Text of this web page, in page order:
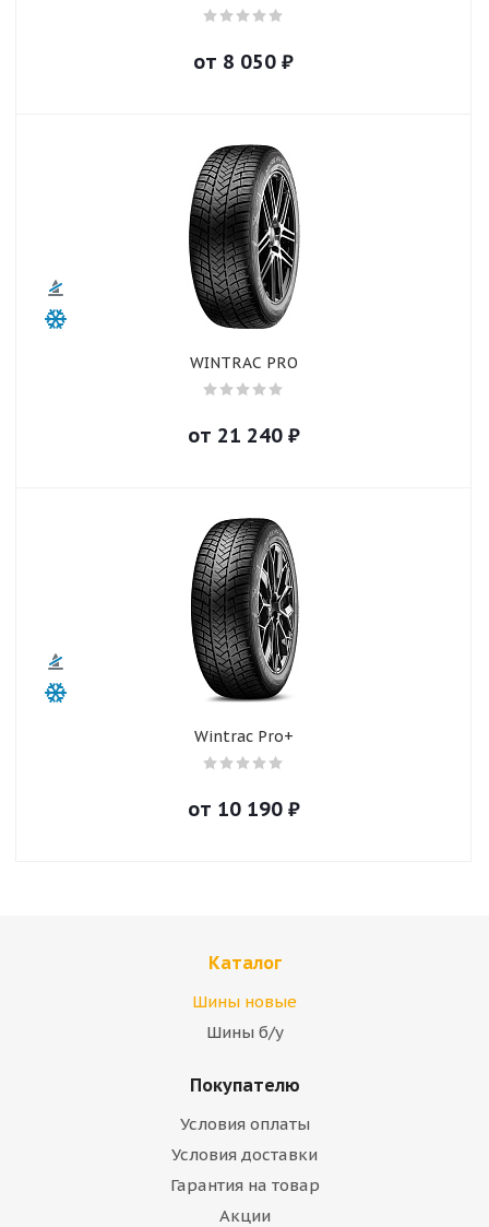
от 8 050 ₽
WINTRAC PRO
от 21 240₽
Wintrac Pro+
от 10 190₽
Каталог
Шины новые
Шины б/у
Покупателю
Условия оплаты
Условия доставки
Гарантия на товар
Акции